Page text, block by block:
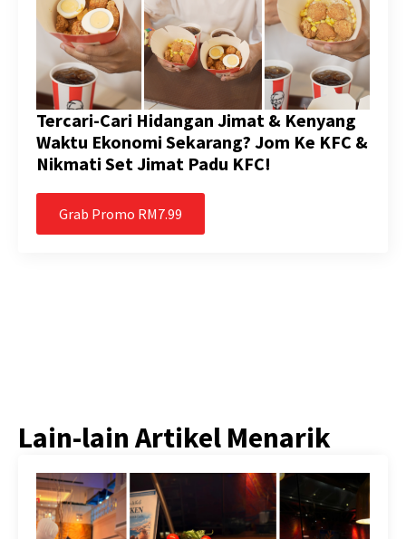
Tercari-Cari Hidangan Jimat & Kenyang
Waktu Ekonomi Sekarang? Jom Ke KFC &
Nikmati Set Jimat Padu KFC!
Grab Promo RM7.99
Lain-lain Artikel Menarik